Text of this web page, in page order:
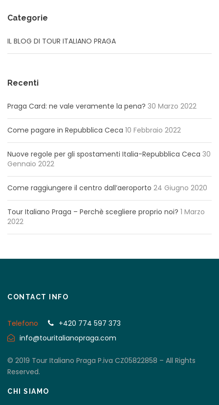
Categorie
IL BLOG DI TOUR ITALIANO PRAGA
Recenti
Praga Card: ne vale veramente la pena? 30 Marzo 2022
Come pagare in Repubblica Ceca 10 Febbraio 2022
Nuove regole per gli spostamenti Italia-Repubblica Ceca 30
Gennaio 2022
Come raggiungere il centro dall’aeroporto 24 Giugno 2020
Tour Italiano Praga – Perchè scegliere proprio noi? 1 Marzo
2022
CONTACT INFO
Telefono
+420 774 597 373
info@touritalianopraga.com
© 2019 Tour Italiano Praga P.iva CZ05822858 – All Rights
Reserved.
CHI SIAMO